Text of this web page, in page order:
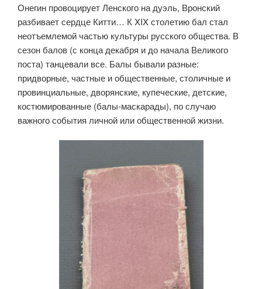
Онегин провоцирует Ленского на дуэль, Вронский
разбивает сердце Китти… К XIX столетию бал стал
неотъемлемой частью культуры русского общества. В
сезон балов (с конца декабря и до начала Великого
поста) танцевали все. Балы бывали разные:
придворные, частные и общественные, столичные и
провинциальные, дворянские, купеческие, детские,
костюмированные (балы-маскарады), по случаю
важного события личной или общественной жизни.